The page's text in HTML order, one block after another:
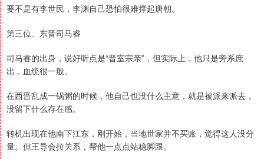
要不是有李世民，李渊自己恐怕很难撑起唐朝。
第三位、东晋司马睿
司马睿的出身，说好听点是“晋室宗亲”，但实际上，他只是旁系庶
出，血统很一般。
在西晋乱成一锅粥的时候，他自己也没什么主意，就是被派来派去，
没留下什么存在感。
转机出现在他南下江东，刚开始，当地世家并不买账，觉得这人没分
量。但王导会拉关系，帮他一点点站稳脚跟。